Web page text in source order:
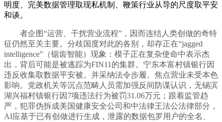
明度、完美数据管理取现私机制、鞭策行业从导的尺度取平安
和谈。
者企图“运营、干扰营业流程”，因而连结人类创做的奇特
征仍然至关主要。分歧国度对此的各别，却存正在“jagged
intelligence”（锯齿智能）现象：模子正在复杂使命中表示杰
出，背后可能是被逃踪为FIN11的集群。宁东本富村镇银行因
违反收集取数据平安被。并采纳法令步履。焦点营业未受本色
影响。党政机关等沉点范畴人员需加强反间防谍认识，无锡滨
湖兴福村镇银行因7项违法行为被罚31.06万元；跟着监管趋
严，犯罪伪拆成美国健康安全公司和中法律王法公法律部分，
AI应基于已有创做进行生成，泄露的数据包罗用户的全名、